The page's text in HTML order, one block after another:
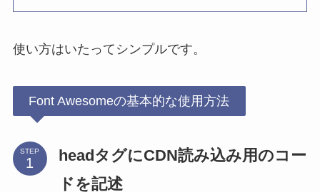
使い方はいたってシンプルです。
Font Awesomeの基本的な使用方法
STEP
headタグにCDN読み込み用のコー
ドを記述